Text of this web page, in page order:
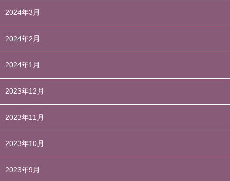
2024年3月
2024年2月
2024年1月
2023年12月
2023年11月
2023年10月
2023年9月